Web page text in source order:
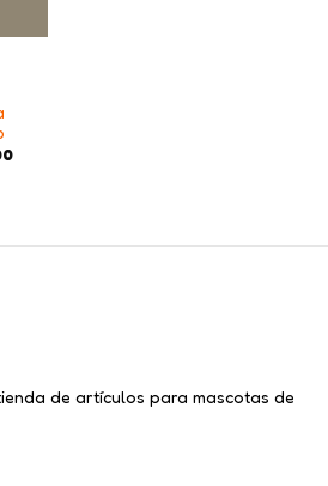
Price
de artículos para mascotas de